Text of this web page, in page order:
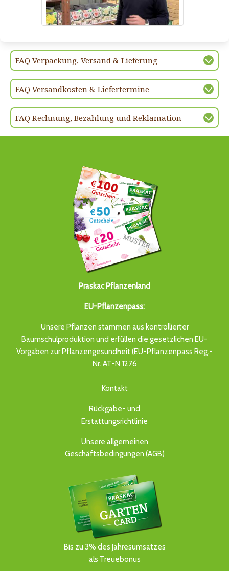
FAQ Verpackung, Versand & Lieferung
FAQ Versandkosten & Liefertermine
FAQ Rechnung, Bezahlung und Reklamation
Praskac Pflanzenland
EU-Pflanzenpass:
Unsere Pflanzen stammen aus kontrollierter
Baumschulproduktion und erfüllen die gesetzlichen EU-
Vorgaben zur Pflanzengesundheit (EU-Pflanzenpass Reg.-
Nr. AT-N 1276
Kontakt
Rückgabe- und
Erstattungsrichtlinie
Unsere allgemeinen
Geschäftsbedingungen (AGB)
Bis zu 3% des Jahresumsatzes
als Treuebonus